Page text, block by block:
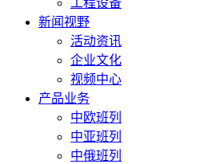
工程设备
新闻视野
活动资讯
企业文化
视频中心
产品业务
中欧班列
中亚班列
中俄班列